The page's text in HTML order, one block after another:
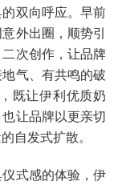
双向呼应。早前
外出圈，顺势引
次创作，让品牌
气、有共鸣的破
既让伊利优质奶
让品牌以更亲切
自发式扩散。
式感的体验，伊